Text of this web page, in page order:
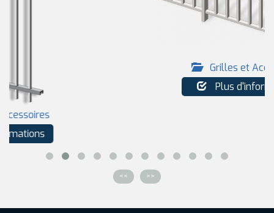
Grilles et Accessoires
Plus d'informations
<< >>